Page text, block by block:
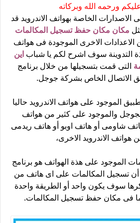
ورحمه الله وبركاته
الاصدارات الخاصة بهواتف الاندرويد قد
مكان مكان حفظ تسجيل المكالمات
الاعدادات الاخرى الموجودة فى هواتف
التدوينة سوف اشرح لكم يا شباب اين
التى قمت بتسجيلها من خلال برنامج
الاتصال الخاص بشركة جوجل.
الموجود على هواتف الاندرويد حاليا
والموجود على كثير من هواتف
هاتف شاومى أو هاتف اوبو أو هاتف ريدمى
هواتف الاندرويد الاخرى،
الموجود على هذة الهواتف هو برنامج
أن تسجيل المكالمات على اى هاتف من
سوف يكون واحد أو الطريقة واحدة
فى مكان حفظ تسجيل المكالمات.